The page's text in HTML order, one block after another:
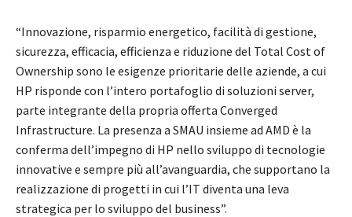
“Innovazione, risparmio energetico, facilità di gestione,
sicurezza, efficacia, efficienza e riduzione del Total Cost of
Ownership sono le esigenze prioritarie delle aziende, a cui
HP risponde con l’intero portafoglio di soluzioni server,
parte integrante della propria offerta Converged
Infrastructure. La presenza a SMAU insieme ad AMD è la
conferma dell’impegno di HP nello sviluppo di tecnologie
innovative e sempre più all’avanguardia, che supportano la
realizzazione di progetti in cui l’IT diventa una leva
strategica per lo sviluppo del business”.